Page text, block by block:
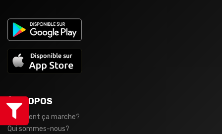
À PROPOS
Comment ça marche?
Qui sommes-nous?